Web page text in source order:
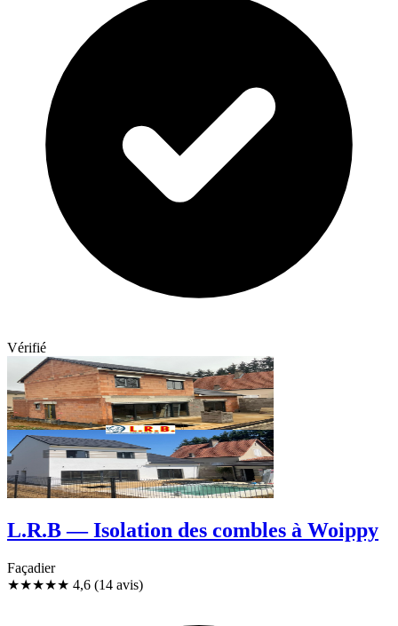
Vérifié
L.R.B — Isolation des combles à Woippy
Façadier
★★★★★ 4,6 (14 avis)